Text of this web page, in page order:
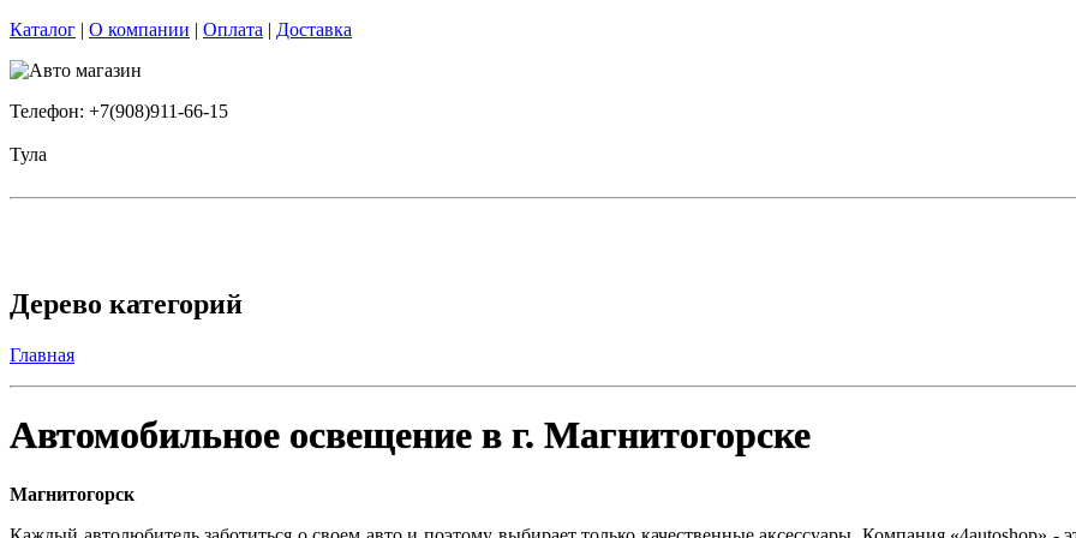
Каталог | О компании | Оплата | Доставка
Телефон: +7(908)911-66-15
Тула
Дерево категорий
Главная
Автомобильное освещение в г. Магнитогорске
Магнитогорск